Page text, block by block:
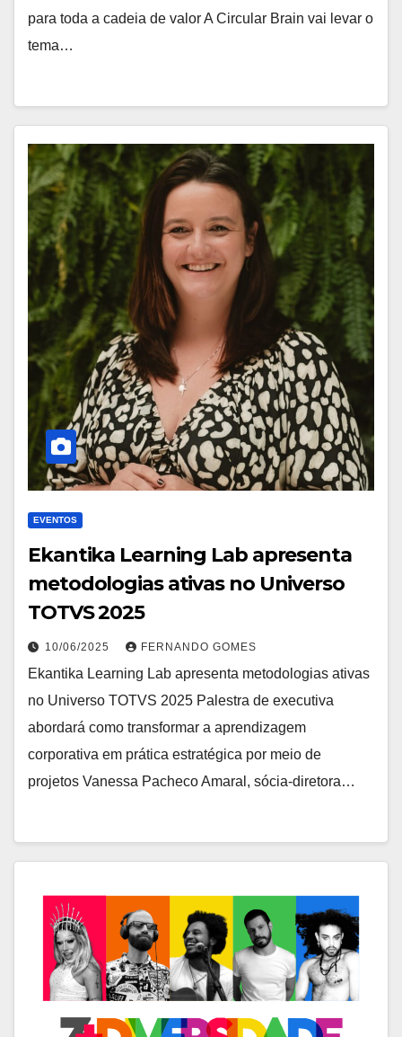
para toda a cadeia de valor A Circular Brain vai levar o
tema…
EVENTOS
Ekantika Learning Lab apresenta
metodologias ativas no Universo
TOTVS 2025
10/06/2025 FERNANDO GOMES
Ekantika Learning Lab apresenta metodologias ativas
no Universo TOTVS 2025 Palestra de executiva
abordará como transformar a aprendizagem
corporativa em prática estratégica por meio de
projetos Vanessa Pacheco Amaral, sócia-diretora…